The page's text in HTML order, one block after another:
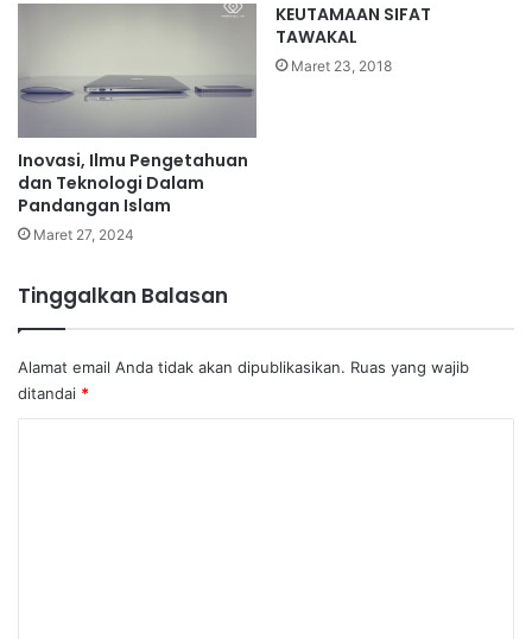
Inovasi, Ilmu Pengetahuan
dan Teknologi Dalam
Pandangan Islam
Maret 27, 2024
KEUTAMAAN SIFAT
TAWAKAL
Maret 23, 2018
Tinggalkan Balasan
Alamat email Anda tidak akan dipublikasikan. Ruas yang wajib
ditandai *